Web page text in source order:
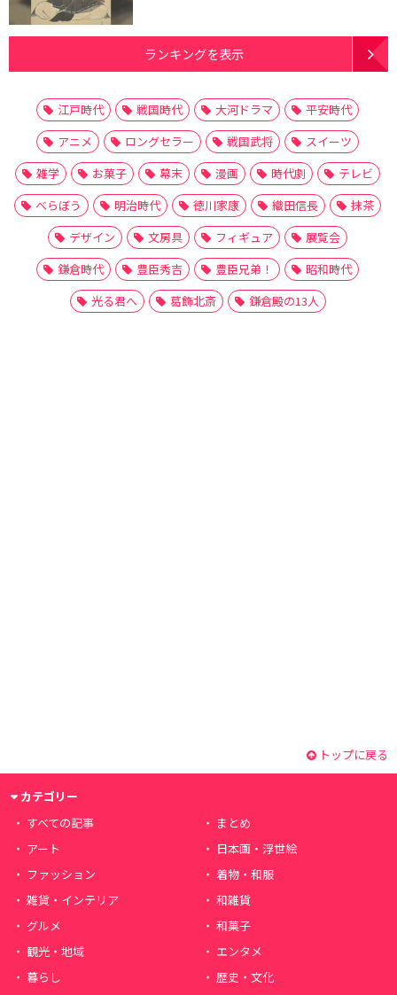
ランキングを表示
江戸時代 戦国時代 大河ドラマ
平安時代
アニメ
ロングセラー 戦国武将
スイーツ
雑学
お菓子 幕末 漫画 時代劇
テレビ
べらぼう
明治時代 徳川家康 織田信長
抹茶
デザイン
文房具 フィギュア
展覧会
鎌倉時代
豊臣秀吉 豊臣兄弟！
昭和時代
光る君へ
葛飾北斎 鎌倉殿の13人
トップに戻る
カテゴリー
すべての記事
まとめ
アート
日本画・浮世絵
ファッション
着物・和服
雑貨・インテリア
和雑貨
グルメ
和菓子
観光・地域
エンタメ
暮らし
歴史・文化